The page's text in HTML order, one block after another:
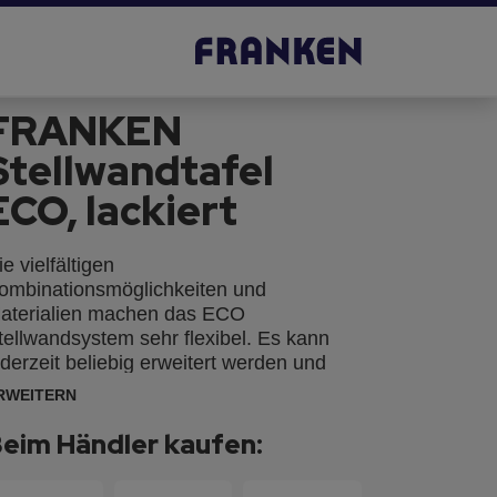
lackiert
vielfältigen
und
machen das ECO
sehr flexibel. Es kann
beliebig erweitert werden und
sich in nahezu jedem Winkel
Einsatz auch in Lager- und
auf Dauer möglich.
Händler kaufen: